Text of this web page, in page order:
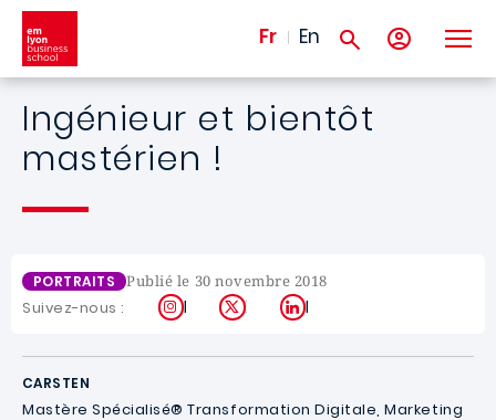
Aller au contenu principal
Fr En
Ingénieur et bientôt
mastérien !
PORTRAITS Publié le 30 novembre 2018
Suivez-nous : Instagram
X LinkedIn
CARSTEN
Mastère Spécialisé® Transformation Digitale, Marketing